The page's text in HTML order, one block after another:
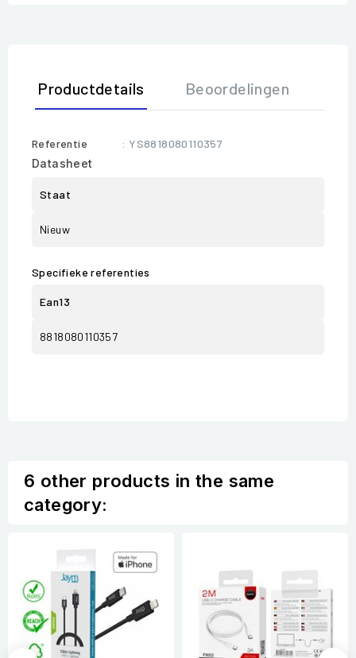
Productdetails Beoordelingen
Referentie
: YS8818080110357
Datasheet
Staat
Nieuw
Specifieke referenties
Ean13
8818080110357
6 other products in the same
category: